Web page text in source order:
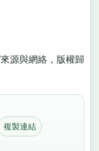
源與網絡，版權歸
複製連結